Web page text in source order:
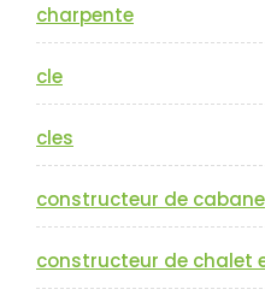
charpente
cle
cles
constructeur de cabane
constructeur de chalet